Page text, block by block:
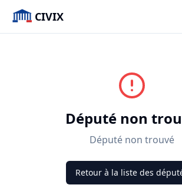
CIVIX
Député non
Député non trouvé
Retour à la liste des